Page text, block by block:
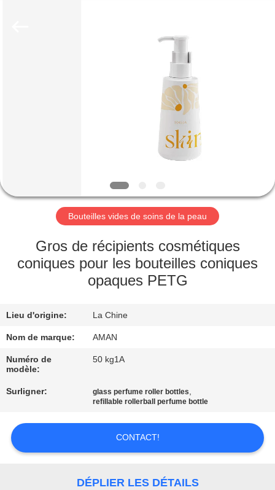
LE
SPECTACLE
NOUS
VISITE
L'USINE
CONTRÔLE
QUALITÉ
Bouteilles vides de soins de la peau
Gros de récipients cosmétiques
coniques pour les bouteilles coniques
opaques PETG
Lieu d'origine: La Chine
Nom de marque: AMAN
Numéro de
modèle:
50 kg1A
Surligner: glass perfume roller bottles,
refillable rollerball perfume bottle
CONTACT!
DÉPLIER LES DÉTAILS